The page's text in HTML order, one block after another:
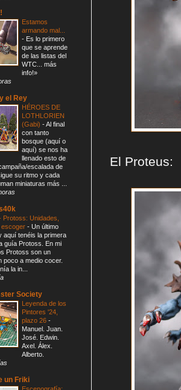
El Proteus:
Estamos
armando mal...
- Es lo primero
que se aprende
de las listas del
WTC... más
info!»
el Rey
HÉROES DE
LOTHLORIEN
(Gabi) -Al final
con tanto
bosque (aquí o
aquí) se nos ha
llenado esto de
escalada de
su ritmo y cada
miniaturas más ...
Protoss: Unidades,
escoger - Un último
aquí tenéis la primera
guía Protoss. En mi
Protoss son un
poco a medio cocer.
la in...
Society
Leyenda de los
Pintores '24,
plazo 26 -
Manuel. Juan.
José. Edwin.
Axel. Álex.
Alberto.
un Friki